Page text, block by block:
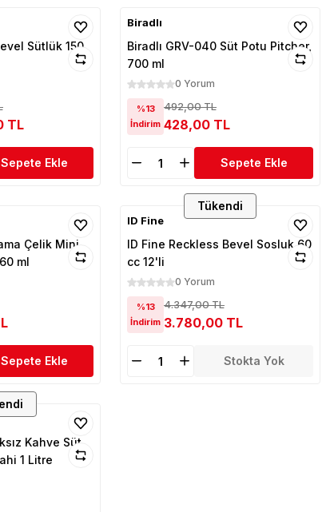
Sütlük 150
TL
Sepete Ekle
Biradlı
Biradlı GRV-040 Süt Potu Pitcher,
700 ml
0 Yorum
%13
İndirim
492,00 TL
428,00 TL
Sepete Ekle
Çelik Mini
ml
Sepete Ekle
Tükendi
ID Fine
ID Fine Reckless Bevel Sosluk 60
cc 12'li
0 Yorum
%13
İndirim
4.347,00 TL
3.780,00 TL
Stokta Yok
Kahve Süt
1 Litre